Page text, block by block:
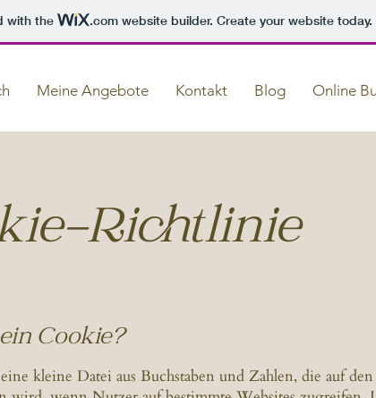
with the .comwebsite builder. Create your website today.
Meine Angebote Kontakt Blog Online
Richtlinie
Cookie?
kleine Datei aus Buchstaben und Zahlen, die auf